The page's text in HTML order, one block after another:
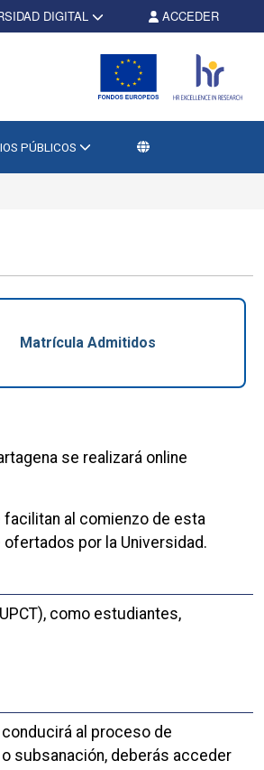
DIGITAL ACCEDER
PÚBLICOS
Matrícula Admitidos
se realizará online
al comienzo de esta
por la Universidad.
como estudiantes,
al proceso de
subsanación, deberás acceder